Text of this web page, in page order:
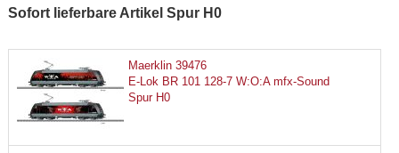
Sofort lieferbare Artikel Spur H0
Maerklin 39476
E-Lok BR 101 128-7 W:O:A mfx-Sound
Spur H0